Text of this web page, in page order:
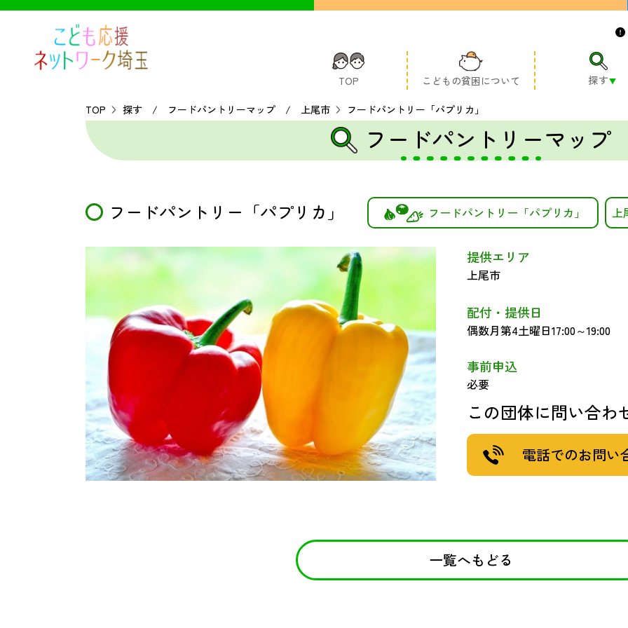
TOP こどもの貧困について 探す
TOP 探す / フードパントリーマップ / 上尾市 フードパントリー「パプリカ」
フードパントリーマップ
フードパントリー「パプリカ」 フードパントリー「パプリカ」 上
提供エリア
上尾市
配付・提供日
偶数月第4土曜日17:00～19:00
事前申込
必要
この団体に問い合わ
電話でのお問い
一覧へもどる